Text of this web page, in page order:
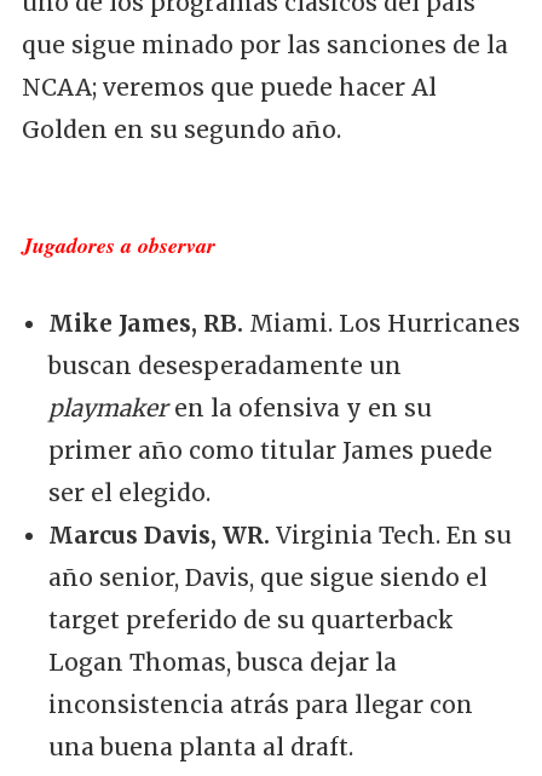
que sigue minado por las sanciones de la
NCAA; veremos que puede hacer Al
Golden en su segundo año.
Jugadores a observar
Mike James, RB. Miami. Los Hurricanes
buscan desesperadamente un
playmakeren la ofensiva y en su
primer año como titular James puede
ser el elegido.
Marcus Davis, WR. Virginia Tech. En su
año senior, Davis, que sigue siendo el
target preferido de su quarterback
Logan Thomas, busca dejar la
inconsistencia atrás para llegar con
una buena planta al draft.